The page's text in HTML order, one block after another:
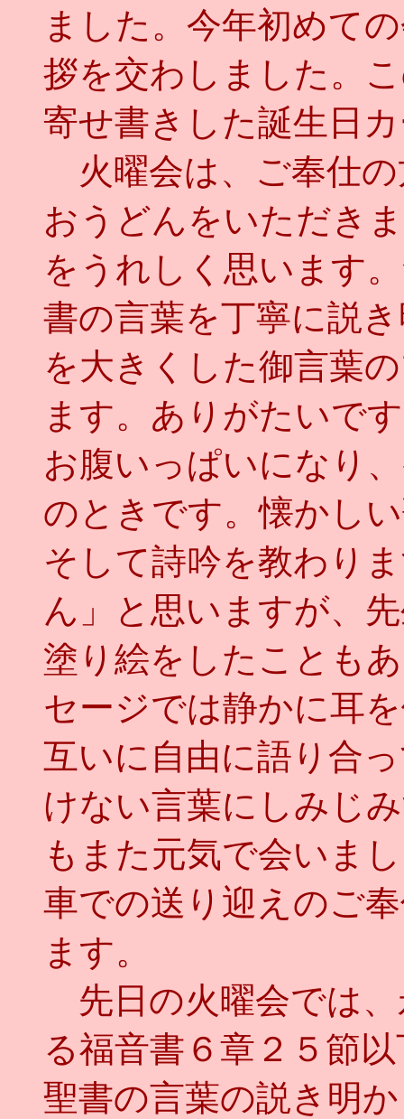
ました。今年初めて
拶を交わしました。
寄せ書きした誕生日
火曜会は、ご奉仕
おうどんをいただき
をうれしく思います
書の言葉を丁寧に説
を大きくした御言葉
ます。ありがたいで
お腹いっぱいになり
のときです。懐かし
そして詩吟を教わり
ん」と思いますが、
塗り絵をしたことも
セージでは静かに耳
互いに自由に語り合
けない言葉にしみじ
もまた元気で会いま
車での送り迎えのご
ます。
先日の火曜会では
る福音書６章２５節
聖書の言葉の説き明